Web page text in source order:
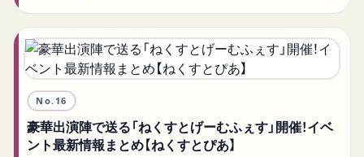
No. 16
豪華出演陣で送る「ねくすとげーむふぇす」開催！イベ
ント最新情報まとめ【ねくすとぴあ】